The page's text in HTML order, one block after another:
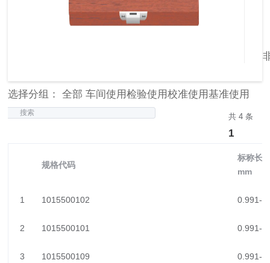
选择分组： 全部 车间使用检验使用校准使用基准使用
搜索 共 4 条
1
规格代码
标称长
mm
1 1015500102 0.991-1
2 1015500101 0.991-1
3 1015500109 0.991-1